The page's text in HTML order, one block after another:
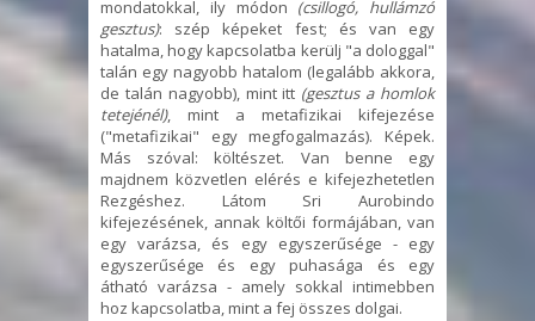
mondatokkal, ily módon (csillogó, hullámzó
gesztus): szép képeket fest; és van egy
hatalma, hogy kapcsolatba kerülj "a dologgal"
talán egy nagyobb hatalom (legalább akkora,
de talán nagyobb), mint itt (gesztus a homlok
tetejénél), mint a metafizikai kifejezése
("metafizikai" egy megfogalmazás). Képek.
Más szóval: költészet. Van benne egy
majdnem közvetlen elérés e kifejezhetetlen
Rezgéshez. Látom Sri Aurobindo
kifejezésének, annak költői formájában, van
egy varázsa, és egy egyszerűsége - egy
egyszerűsége és egy puhasága és egy
átható varázsa - amely sokkal intimebben
hoz kapcsolatba, mint a fej összes dolgai.